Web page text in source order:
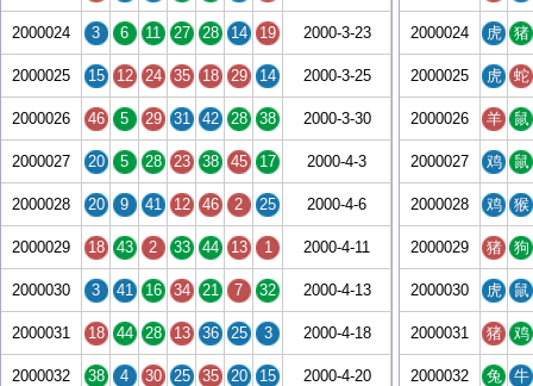
2000024 3 6 11 27 28 14 19 2000-3-23
2000025 15 12 24 35 18 29 14 2000-3-25
2000026 46 5 29 31 42 28 38 2000-3-30
2000027 20 5 28 23 38 45 17 2000-4-3
2000028 20 9 41 12 46 2 25 2000-4-6
2000029 18 43 2 33 44 13 1 2000-4-11
2000030 3 41 16 34 21 7 32 2000-4-13
2000031 18 44 28 13 36 25 3 2000-4-18
2000032 38 4 30 25 35 20 15 2000-4-20
2000024 虎 猪
2000025 虎 蛇
2000026 羊 鼠
2000027 鸡 鼠
2000028 鸡 猴
2000029 猪 狗
2000030 虎 鼠
2000031 猪 鸡
2000032 兔 牛